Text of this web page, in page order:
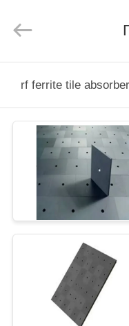
ΠΡΟΪΌΝΤΑ
ΕΜΆΣ
ΞΕΝΆΓΗΣΗ
ΕΡΓΟΣΤΆΣΙΟ
ΠΟΙΟΤΙΚΌΣ
한국
Polski
Changzhou
rf ferrite tile absorber